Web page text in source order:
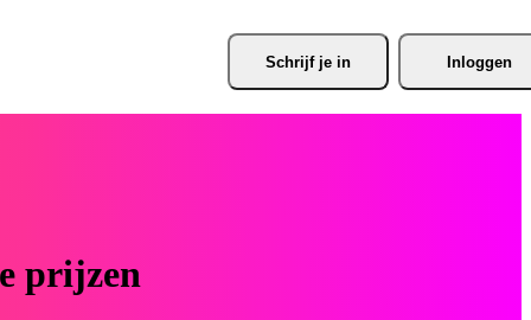
Schrijf je in Inloggen
prijzen